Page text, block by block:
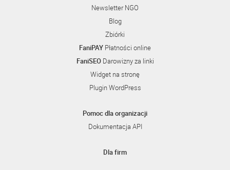
Newsletter NGO
Blog
Zbiórki
FaniPAY Płatności online
FaniSEODarowizny za linki
Widget na stronę
Plugin WordPress
Pomoc dla organizacji
Dokumentacja API
Dla firm